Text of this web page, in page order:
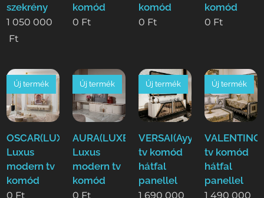
szekrény
1 050 000
Ft
komód
0 Ft
komód
0 Ft
komód
0 Ft
OSCAR(LUXE)
Luxus
modern tv
komód
Új termék
0 Ft
AURA(LUXE)
Luxus
modern tv
komód
Új termék
0 Ft
VERSAI(Ayy)
tv komód
hátfal
panellel
Új termék
1 690 000
tv komód
hátfal
panellel
Új termék
1 490 000